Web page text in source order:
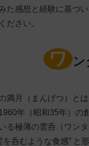
た感想と経験に基づ
ださい。
ワ
満月（まんげつ）と
年（昭和35年）の
る極薄の雲呑（ワン
を呑むような食感” と